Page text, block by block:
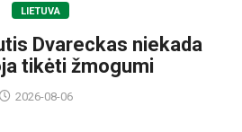
LIETUVA
Dvareckas niekada
tikėti žmogumi
2026-08-06